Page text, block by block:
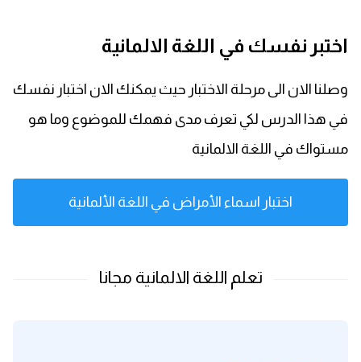
اختبر نفسك في اللغة الالمانية
وصلنا الان الى مرحلة الاختبار حيث يمكنك الان اختبار نفسك
في هذا الدرس لكي تعرف مدى فهمك للموضوع وما هو
مستواك في اللغة الالمانية
اختبار اسماء الأمراض في اللغة الألمانية